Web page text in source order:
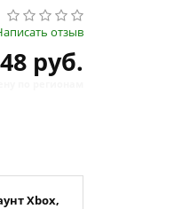
отзыв
руб.
Xbox,